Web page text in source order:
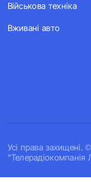
Усi права захищенi.
Військова техніка
Вживані авто